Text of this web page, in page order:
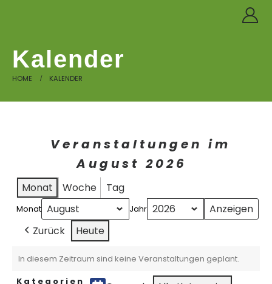
Kalender
HOME KALENDER
Veranstaltungen im
August 2026
Monat Woche Tag
Monat Jahr
Zurück Heute
In diesem Zeitraum sind keine Veranstaltungen geplant.
Kategorien